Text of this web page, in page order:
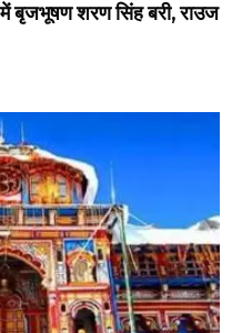
बृजभूषण शरण सिंह बरी, राउज